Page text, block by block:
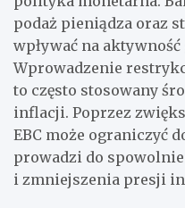
podaż pieniądza oraz
wpływać na
Wprowadzenie
to często stosowany
inflacji. Poprzez
EBC może ograniczyć
prowadzi do
i zmniejszenia presji